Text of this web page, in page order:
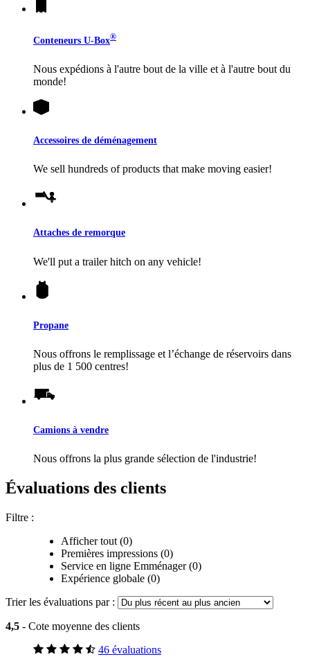
Conteneurs U-Box®
Nous expédions à l'autre bout de la ville et à l'autre bout du
monde!
Accessoires de déménagement
We sell hundreds of products that make moving easier!
Attaches de remorque
We'll put a trailer hitch on any vehicle!
Propane
Nous offrons le remplissage et l’échange de réservoirs dans
plus de 1 500 centres!
Camions à vendre
Nous offrons la plus grande sélection de l'industrie!
Évaluations des clients
Filtre :
Afficher tout (0)
Premières impressions (0)
Service en ligne Emménager (0)
Expérience globale (0)
Trier les évaluations par :
4,5 - Cote moyenne des clients
46 évaluations